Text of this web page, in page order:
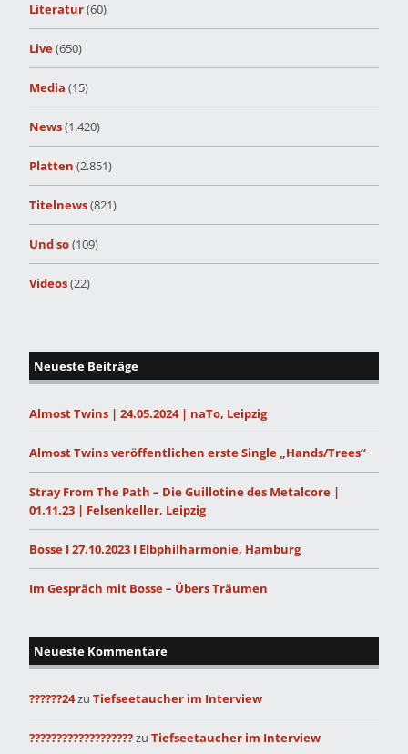
Literatur(60)
Live(650)
Media (15)
News(1.420)
Platten (2.851)
Titelnews(821)
Und so(109)
Videos(22)
Neueste Beiträge
Almost Twins | 24.05.2024 | naTo, Leipzig
Almost Twins veröffentlichen erste Single „Hands/Trees“
Stray From The Path – Die Guillotine des Metalcore |
01.11.23 | Felsenkeller, Leipzig
Bosse I 27.10.2023 I Elbphilharmonie, Hamburg
Im Gespräch mit Bosse – Übers Träumen
Neueste Kommentare
??????24zu Tiefseetaucher im Interview
???????????????????zu Tiefseetaucher im Interview